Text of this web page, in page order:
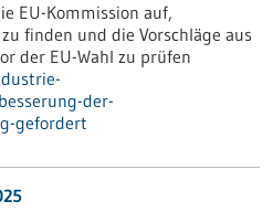
EU-Kommission auf,
finden und die Vorschläge aus
der EU-Wahl zu prüfen
der-
gefordert